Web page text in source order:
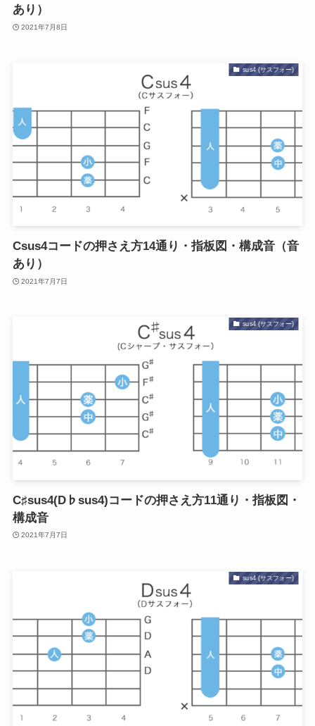
あり）
2021年7月8日
sus4 (サスフォー)
Csus4コードの押さえ方14通り・指板図・構成音（音
あり）
2021年7月7日
sus4 (サスフォー)
C♯sus4(D♭sus4)コードの押さえ方11通り・指板図・
構成音
2021年7月7日
sus4 (サスフォー)